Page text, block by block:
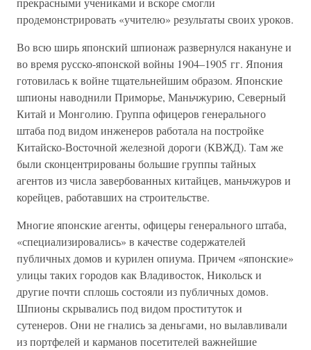
продемонстрировать «учителю» результаты своих уроков.
Во всю ширь японский шпионаж развернулся накануне и
во время русско-японской войны 1904–1905 гг. Япония
готовилась к войне тщательнейшим образом. Японские
шпионы наводнили Приморье, Маньчжурию, Северный
Китай и Монголию. Группа офицеров генерального
штаба под видом инженеров работала на постройке
Китайско-Восточной железной дороги (КВЖД). Там же
были сконцентрированы большие группы тайных
агентов из числа завербованных китайцев, маньчжуров и
корейцев, работавших на строительстве.
Многие японские агенты, офицеры генерального штаба,
«специализировались» в качестве содержателей
публичных домов и курилен опиума. Причем «японские»
улицы таких городов как Владивосток, Никольск и
другие почти сплошь состояли из публичных домов.
Шпионы скрывались под видом проституток и
сутенеров. Они не гнались за деньгами, но вылавливали
из портфелей и карманов посетителей важнейшие